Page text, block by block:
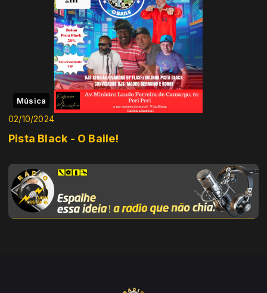
Música
02/10/2024
Pista Black - O Baile!